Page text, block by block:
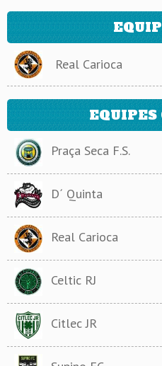
Real Carioca
EQUIPES
Praça Seca F.S.
D´ Quinta
Real Carioca
Celtic RJ
Citlec JR